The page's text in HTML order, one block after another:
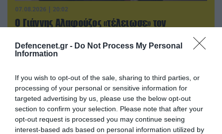
Defencenet.gr - Do Not Process My Personal
Information
If you wish to opt-out of the sale, sharing to third parties, or
processing of your personal or sensitive information for
targeted advertising by us, please use the below opt-out
section to confirm your selection. Please note that after your
opt-out request is processed you may continue seeing
interest-based ads based on personal information utilized by
07.08.2026 | 20:02
Ο Γιάννης Αλαφούζος «τέλειωσε» τον
απομάκρυνσής του
ΠΟΛΙΤΙΚΗ